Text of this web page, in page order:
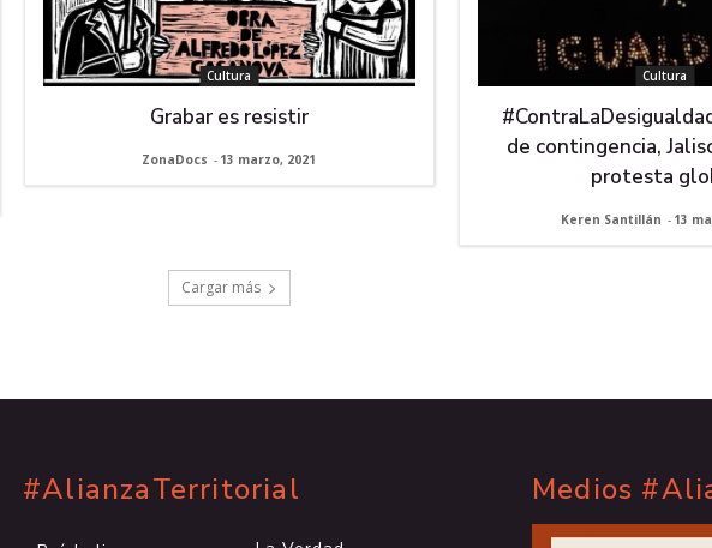
Cultura
Grabar es resistir
ZonaDocs - 13 marzo, 2021
Cultura
de contingencia,
protesta
Keren Santillán - 13
Cargar más
#AlianzaTerritorial
. Medios